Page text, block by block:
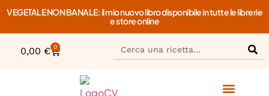
VEGETALE NON BANALE: il mio nuovo libro disponibile in tutte le librerie
e store online
0,00 € 0